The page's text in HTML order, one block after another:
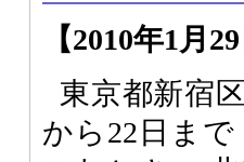
【2010年1月
東京都新宿
から22日ま